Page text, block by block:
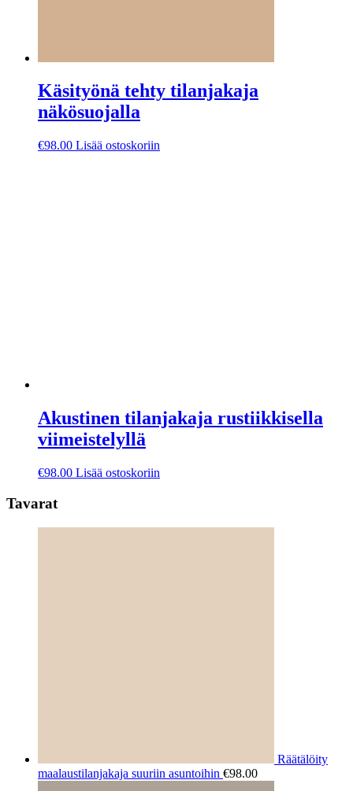
Käsityönä tehty tilanjakaja
näkösuojalla
€98.00 Lisää ostoskoriin
Akustinen tilanjakaja rustiikkisella
viimeistelyllä
€98.00 Lisää ostoskoriin
Tavarat
Räätälöity
maalaustilanjakaja suuriin asuntoihin €98.00